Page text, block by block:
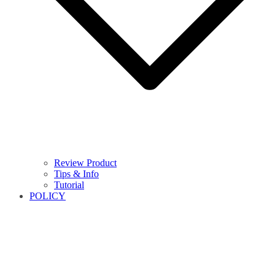
Review Product
Tips & Info
Tutorial
POLICY